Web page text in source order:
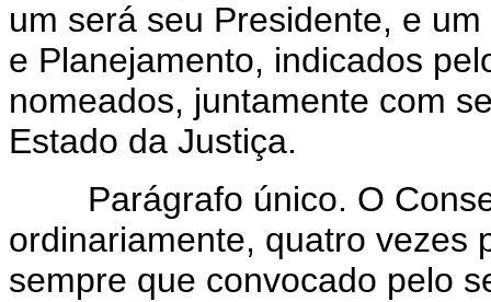
um será seu Presidente, e
e Planejamento, indicados
nomeados, juntamente com
Estado da Justiça.
Parágrafo único. O
ordinariamente, quatro vezes
sempre que convocado pelo